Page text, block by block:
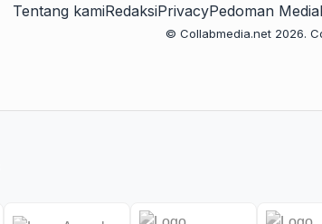
Tentang kamiRedaksiPrivacyPedoman Media
© Collabmedia.net 2026.